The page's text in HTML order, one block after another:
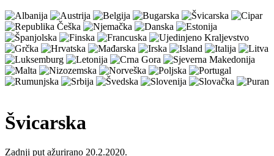
Švicarska
Zadnji put ažurirano 20.2.2020.